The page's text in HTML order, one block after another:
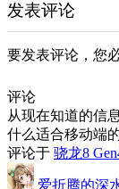
发表评论
要发表评论，您
评论
从现在知道的信
什么适合移动端
评论于 骁龙8
爱折腾的深